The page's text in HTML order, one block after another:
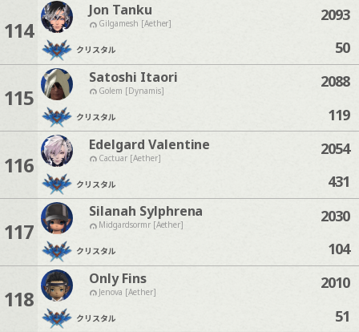
114
Jon Tanku
Gilgamesh [Aether]
クリスタル
2093
50
115
Satoshi Itaori
Golem [Dynamis]
クリスタル
2088
119
116
Edelgard Valentine
Cactuar [Aether]
クリスタル
2054
431
117
Silanah Sylphrena
Midgardsormr [Aether]
クリスタル
2030
104
118
Only Fins
Jenova [Aether]
クリスタル
2010
51